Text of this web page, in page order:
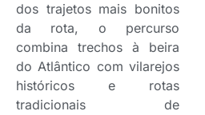
dos trajetos mais bonitos
da rota, o percurso
combina trechos à beira
do Atlântico com vilarejos
históricos e rotas
tradicionais de